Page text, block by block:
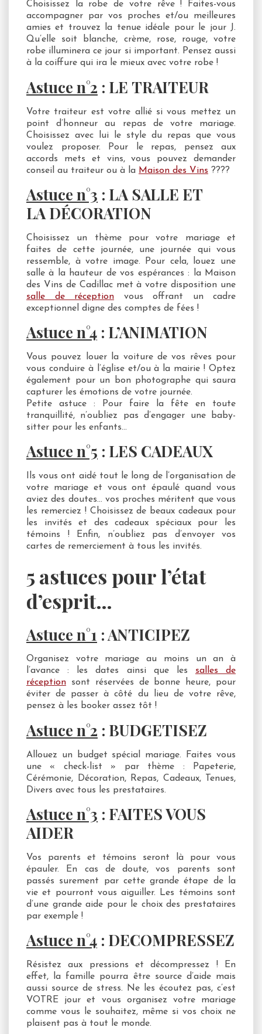
Choisissez la robe de votre rêve ! Faites-vous
accompagner par vos proches et/ou meilleures
amies et trouvez la tenue idéale pour le jour J.
Qu’elle soit blanche, crème, rose, rouge, votre
robe illuminera ce jour si important. Pensez aussi
à la coiffure qui ira le mieux avec votre robe !
Astuce n°2 : LE TRAITEUR
Votre traiteur est votre allié si vous mettez un
point d’honneur au repas de votre mariage.
Choisissez avec lui le style du repas que vous
voulez proposer. Pour le repas, pensez aux
accords mets et vins, vous pouvez demander
conseil au traiteur ou à la Maison des Vins ????
Astuce n°3 : LA SALLE ET
LADÉCORATION
Choisissez un thème pour votre mariage et
faites de cette journée, une journée qui vous
ressemble, à votre image. Pour cela, louez une
salle à la hauteur de vos espérances : la Maison
des Vins de Cadillac met à votre disposition une
salle de réception vous offrant un cadre
exceptionnel digne des comptes de fées !
Astuce n°4 : L’ANIMATION
Vous pouvez louer la voiture de vos rêves pour
vous conduire à l’église et/ou à la mairie ! Optez
également pour un bon photographe qui saura
capturer les émotions de votre journée.
Petite astuce : Pour faire la fête en toute
tranquillité, n’oubliez pas d’engager une baby-
sitter pour les enfants…
Astuce n°5 : LES CADEAUX
Ils vous ont aidé tout le long de l’organisation de
votre mariage et vous ont épaulé quand vous
aviez des doutes… vos proches méritent que vous
les remerciez ! Choisissez de beaux cadeaux pour
les invités et des cadeaux spéciaux pour les
témoins ! Enfin, n’oubliez pas d’envoyer vos
cartes de remerciement à tous les invités.
5 astuces pour l’état
d’esprit…
Astuce n°1 :ANTICIPEZ
Organisez votre mariage au moins un an à
l’avance : les dates ainsi que les salles de
réception sont réservées de bonne heure, pour
éviter de passer à côté du lieu de votre rêve,
pensez à les booker assez tôt !
Astuce n°2 : BUDGETISEZ
Allouez un budget spécial mariage. Faites vous
une « check-list » par thème : Papeterie,
Cérémonie, Décoration, Repas, Cadeaux, Tenues,
Divers avec tous les prestataires.
Astuce n°3 : FAITES VOUS
AIDER
Vos parents et témoins seront là pour vous
épauler. En cas de doute, vos parents sont
passés surement par cette grande étape de la
vie et pourront vous aiguiller. Les témoins sont
d’une grande aide pour le choix des prestataires
par exemple !
Astuce n°4 : DECOMPRESSEZ
Résistez aux pressions et décompressez ! En
effet, la famille pourra être source d’aide mais
aussi source de stress. Ne les écoutez pas, c’est
VOTRE jour et vous organisez votre mariage
comme vous le souhaitez, même si vos choix ne
plaisent pas à tout le monde.